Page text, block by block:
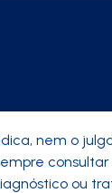
nem o
ou